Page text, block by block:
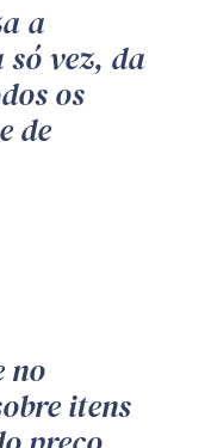
a
vez, da
os
de
no
itens